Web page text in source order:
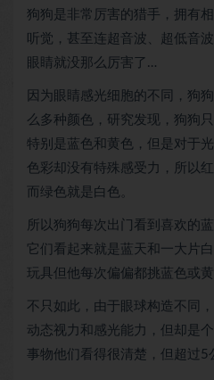
狗狗是非常厉害的猎手，拥有
听觉，甚至连超音波、超低音
眼睛就没那么厉害了…
因为眼睛感光细胞的不同，狗
么多种颜色，研究发现，狗狗
特别是蓝色和黄色，但是对于
色彩却没有特殊感受力，所以
而绿色就是白色。
所以狗狗每次出门看到喜欢的
它们看起来就是蓝天和一大片
玩具但他每次偏偏都挑蓝色或黄
不只如此，由于眼球构造不同
动态视力和感光能力，但却是
事物他们看得很清楚，但超过5